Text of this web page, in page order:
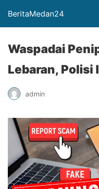
BeritaMedan24
Waspadai
Lebaran, Polisi
admin